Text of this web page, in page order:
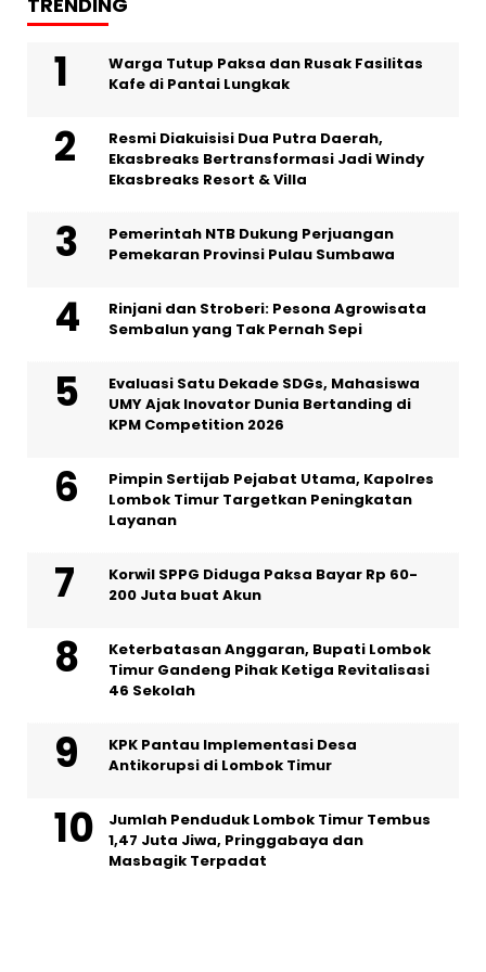
Warga Tutup Paksa dan Rusak Fasilitas
Kafe di Pantai Lungkak
Resmi Diakuisisi Dua Putra Daerah,
Ekasbreaks Bertransformasi Jadi Windy
Ekasbreaks Resort & Villa
Pemerintah NTB Dukung Perjuangan
Pemekaran Provinsi Pulau Sumbawa
Rinjani dan Stroberi: Pesona Agrowisata
Sembalun yang Tak Pernah Sepi
Evaluasi Satu Dekade SDGs, Mahasiswa
UMY Ajak Inovator Dunia Bertanding di
KPM Competition 2026
Pimpin Sertijab Pejabat Utama, Kapolres
Lombok Timur Targetkan Peningkatan
Layanan
Korwil SPPG Diduga Paksa Bayar Rp 60-
200 Juta buat Akun
Keterbatasan Anggaran, Bupati Lombok
Timur Gandeng Pihak Ketiga Revitalisasi
46 Sekolah
KPK Pantau Implementasi Desa
Antikorupsi di Lombok Timur
Jumlah Penduduk Lombok Timur Tembus
1,47 Juta Jiwa, Pringgabaya dan
Masbagik Terpadat